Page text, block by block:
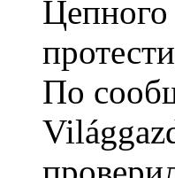
По